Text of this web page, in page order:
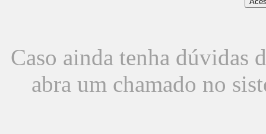
Caso ainda tenha dúvidas
abra um chamado no